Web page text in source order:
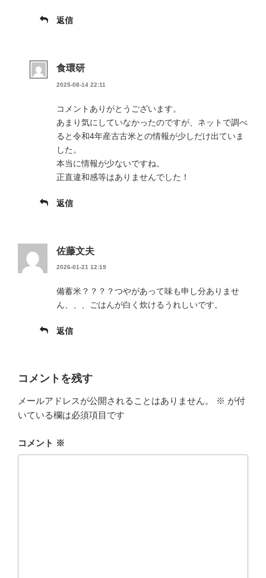
返信
食環研
2025-08-14 22:11
コメントありがとうございます。
あまり気にしていなかったのですが、ネットで調べ
ると令和4年産古古米との情報が少しだけ出ていま
した。
本当に情報が少ないですね。
正直違和感等はありませんでした！
返信
佐藤文夫
2026-01-21 12:19
備蓄米？？？？つやがあって味も申し分ありませ
ん、、、ごはんが白く炊けるうれしいです。
返信
コメントを残す
メールアドレスが公開されることはありません。 ※ が付
いている欄は必須項目です
コメント ※